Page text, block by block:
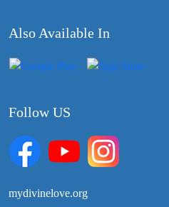
Also Available In
Follow US
mydivinelove.org